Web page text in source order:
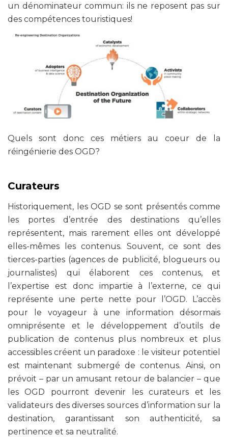
un dénominateur commun: ils ne reposent pas sur
des compétences touristiques!
Quels sont donc ces métiers au coeur de la
réingénierie des OGD?
Curateurs
Historiquement, les OGD se sont présentés comme
les portes d’entrée des destinations qu’elles
représentent, mais rarement elles ont développé
elles-mêmes les contenus. Souvent, ce sont des
tierces-parties (agences de publicité, blogueurs ou
journalistes) qui élaborent ces contenus, et
l’expertise est donc impartie à l’externe, ce qui
représente une perte nette pour l’OGD. L’accès
pour le voyageur à une information désormais
omniprésente et le développement d’outils de
publication de contenus plus nombreux et plus
accessibles créent un paradoxe : le visiteur potentiel
est maintenant submergé de contenus. Ainsi, on
prévoit – par un amusant retour de balancier – que
les OGD pourront devenir les curateurs et les
validateurs des diverses sources d’information sur la
destination, garantissant son authenticité, sa
pertinence et sa neutralité.